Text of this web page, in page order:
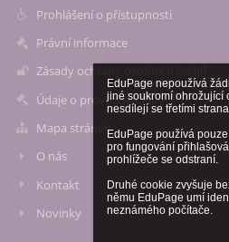
EduPage nepoužívá
jiné soukromí ohrožující
nesdílejí se třetími
EduPage používá
pro fungování
prohlížeče se odstraní.
Druhé cookie zvyšuje
němu EduPage umí
neznámého počítače.
Prohlášení o přístupnosti
Právní informace
Zásady ochrany osobních údajů
Údaje o provozovateli
Mapa stránek
O nás
Kontakt
Novinky